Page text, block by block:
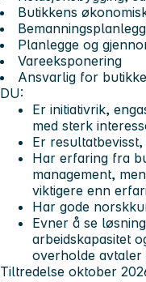
Butikkens
Planlegge og
Vareeksponering
Ansvarlig for
DU:
Er initiativrik,
med sterk
Er
Har erfaring fra
management,
viktigere enn
Har gode
Evner å se
arbeidskapasitet
overholde avtaler
Tiltredelse oktober